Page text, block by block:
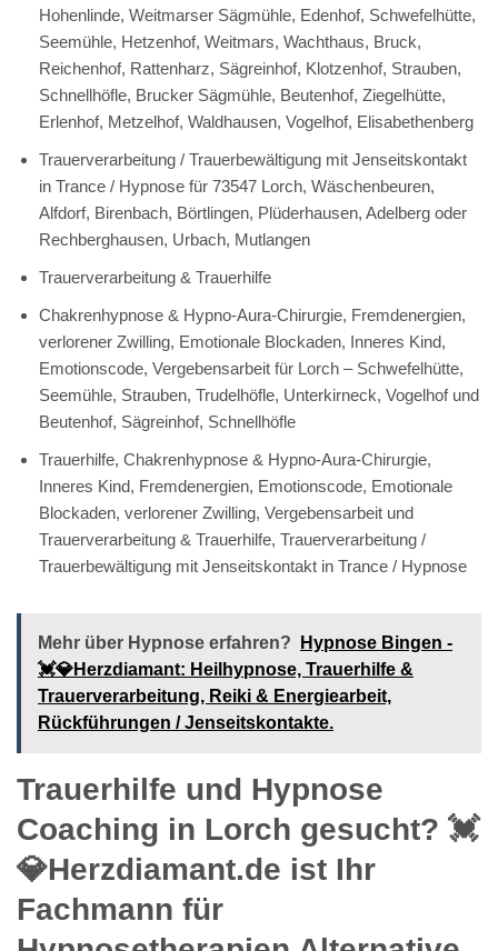
Hohenlinde, Weitmarser Sägmühle, Edenhof, Schwefelhütte,
Seemühle, Hetzenhof, Weitmars, Wachthaus, Bruck,
Reichenhof, Rattenharz, Sägreinhof, Klotzenhof, Strauben,
Schnellhöfle, Brucker Sägmühle, Beutenhof, Ziegelhütte,
Erlenhof, Metzelhof, Waldhausen, Vogelhof, Elisabethenberg
Trauerverarbeitung / Trauerbewältigung mit Jenseitskontakt
in Trance / Hypnose für 73547 Lorch, Wäschenbeuren,
Alfdorf, Birenbach, Börtlingen, Plüderhausen, Adelberg oder
Rechberghausen, Urbach, Mutlangen
Trauerverarbeitung & Trauerhilfe
Chakrenhypnose & Hypno-Aura-Chirurgie, Fremdenergien,
verlorener Zwilling, Emotionale Blockaden, Inneres Kind,
Emotionscode, Vergebensarbeit für Lorch – Schwefelhütte,
Seemühle, Strauben, Trudelhöfle, Unterkirneck, Vogelhof und
Beutenhof, Sägreinhof, Schnellhöfle
Trauerhilfe, Chakrenhypnose & Hypno-Aura-Chirurgie,
Inneres Kind, Fremdenergien, Emotionscode, Emotionale
Blockaden, verlorener Zwilling, Vergebensarbeit und
Trauerverarbeitung & Trauerhilfe, Trauerverarbeitung /
Trauerbewältigung mit Jenseitskontakt in Trance / Hypnose
Mehr über Hypnose erfahren?
Hypnose Bingen -
💓️💎Herzdiamant: Heilhypnose, Trauerhilfe &
Trauerverarbeitung, Reiki & Energiearbeit,
Rückführungen / Jenseitskontakte.
Trauerhilfe und Hypnose
Coaching in Lorch gesucht? 💓️
💎Herzdiamant.de ist Ihr
Fachmann für